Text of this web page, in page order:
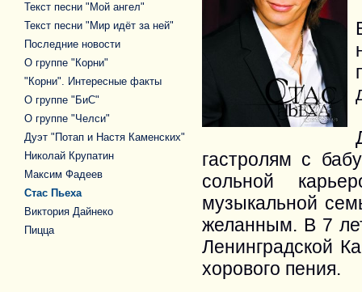
гастролям с
сольной
музыкальной
желанным. В 7
Ленинградской
хорового пения.
Текст песни "Мой ангел"
Текст песни "Мир идёт за ней"
Последние новости
О группе "Корни"
"Корни". Интересные факты
О группе "БиС"
О группе "Челси"
Дуэт "Потап и Настя Каменских"
Николай Крупатин
Максим Фадеев
Стас Пьеха
Виктория Дайнеко
Пицца